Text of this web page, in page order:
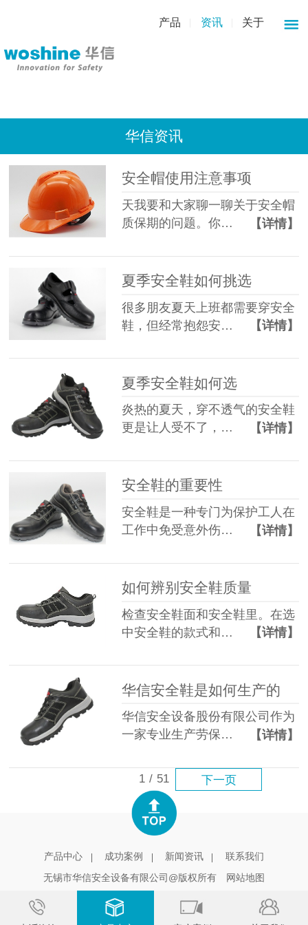
产品 资讯 关于
华信资讯
安全帽使用注意事项
天我要和大家聊一聊关于安全帽
质保期的问题。你…
【详情】
夏季安全鞋如何挑选
很多朋友夏天上班都需要穿安全
鞋，但经常抱怨安…
【详情】
夏季安全鞋如何选
炎热的夏天，穿不透气的安全鞋
更是让人受不了，…
【详情】
安全鞋的重要性
安全鞋是一种专门为保护工人在
工作中免受意外伤…
【详情】
如何辨别安全鞋质量
检查安全鞋面和安全鞋里。在选
中安全鞋的款式和…
【详情】
华信安全鞋是如何生产的
华信安全设备股份有限公司作为
一家专业生产劳保…
【详情】
1 / 51 下一页
产品中心 成功案例 新闻资讯
联系我们
无锡市华信安全设备有限公司@版权所有
网站地图